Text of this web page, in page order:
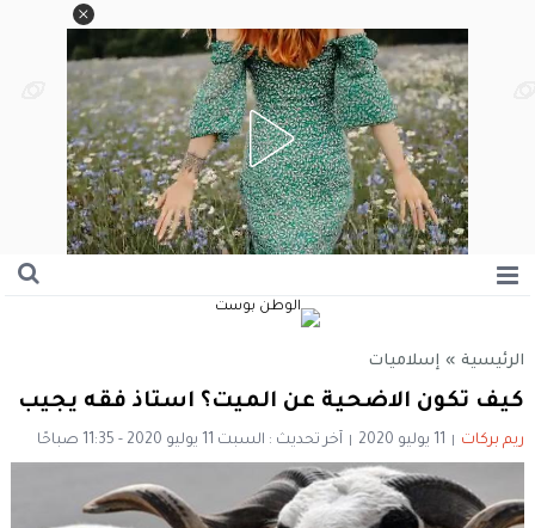
الرئيسية » إسلاميات
كيف تكون الاضحية عن الميت؟ استاذ فقه يجيب
ريم بركات 11 يوليو 2020 آخر تحديث : السبت 11 يوليو 2020 - 11:35 صباحًا